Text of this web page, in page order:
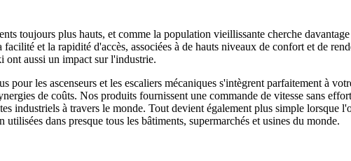
toujours plus hauts, et comme la population vieillissante cherche
facilité et la rapidité d'accès, associées à de hauts niveaux de confort et de
ont aussi un impact sur l'industrie.
pour les ascenseurs et les escaliers mécaniques s'intègrent parfaitement à
de coûts. Nos produits fournissent une commande de vitesse sans
industriels à travers le monde. Tout devient également plus simple
dans presque tous les bâtiments, supermarchés et usines du monde.